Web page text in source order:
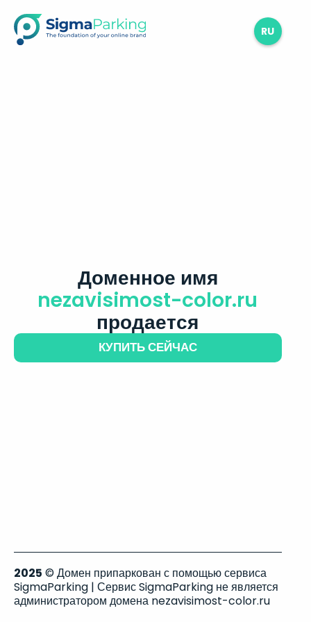
RU
Доменное имя
nezavisimost-color.ru
продается
КУПИТЬ СЕЙЧАС
2025 © Домен припаркован с помощью сервиса
SigmaParking | Сервис SigmaParking не является
администратором домена nezavisimost-color.ru